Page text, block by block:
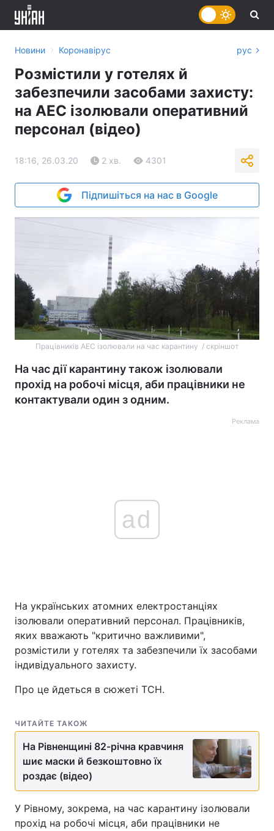
Головна Війна
Політика
Економіка Світ
Здоров'я Туризм
Цікавинки Погода
Екологія Регіони
Новини › Коронавірус рус
Розмістили у готелях й
забезпечили засобами захисту:
на АЕС ізолювали оперативний
персонал (відео)
18:16, 26.03.20 2 хв. 4301
Підпишіться на нас в Google
Працівників АЕС ізолювали на час карантину / скріншот
На час дії карантину також ізолювали
прохід на робочі місця, аби працівники не
контактували один з одним.
Реклама
ad
На українських атомних електростанціях
ізолювали оперативний персонал. Працівників,
яких вважають "критично важливими",
розмістили у готелях та забезпечили їх засобами
індивідуального захисту.
Про це йдеться в сюжеті ТСН.
ЧИТАЙТЕ ТАКОЖ
На Рівненщині 82-річна кравчиня
шиє маски й безкоштовно їх
роздає (відео)
У Рівному, зокрема, на час карантину ізолювали
прохід на робочі місця, аби працівники не